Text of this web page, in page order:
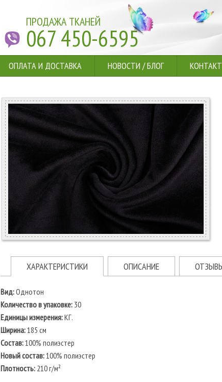
ПРОДАЖА ТКАНЕЙ
067 450-6595
ОПЛАТА И ДОСТАВКА НОВОСТИ /БЛОГ
ХАРАКТЕРИСТИКИ ОПИСАНИЕ
Вид:Однотон
Количество в упаковке: 30
Единицы измерения:КГ.
Ширина:185 см
Состав:100% полиэстер
Новый состав:100% полиэстер
Плотность: 210 г/м²